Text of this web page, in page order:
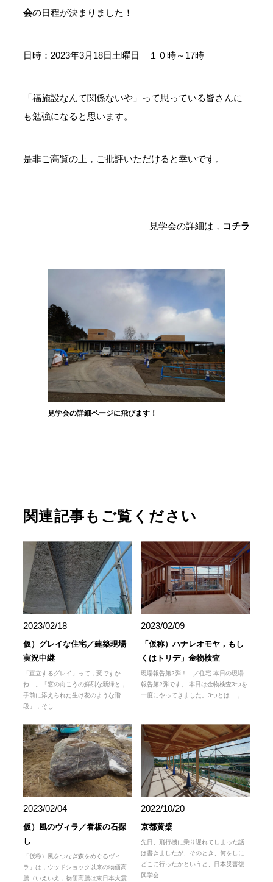
会の日程が決まりました！
日時：2023年3月18日土曜日 １０時～17時
「福施設なんて関係ないや」って思っている皆さんに
も勉強になると思います。
是非ご高覧の上，ご批評いただけると幸いです。
見学会の詳細は， コチラ
見学会の詳細ページに飛びます！
関連記事もご覧ください
2023/02/18
仮）グレイな住宅／建築現場
実況中継
「直立するグレイ」って，変ですか
ね…。「窓の向こうの鮮烈な新緑と，
手前に添えられた生け花のような階
段」，そし…
2023/02/09
「仮称）ハナレオモヤ，もし
くはトリデ」金物検査
現場報告第2弾！ ／住宅 本日の現場
報告第2弾です。 本日は金物検査3つを
一度にやってきました。3つとは…，
2023/02/04
仮）風のヴィラ／看板の石探
し
「仮称）風をつなぎ森をめぐるヴィ
ラ」は，ウッドショック以来の物価高
騰（いえいえ，物価高騰は東日本大震
2022/10/20
京都黄檗
先日、飛行機に乗り遅れてしまった話
は書きましたが、そのとき、何をしに
どこに行ったかというと、日本災害復
興学会…